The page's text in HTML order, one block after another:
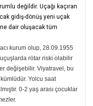
değildir. Uçağı kaçıran
gidiş-dönüş yeni uçak
dair oluşacak tüm
kurum olup, 28.09.1955
rötar riski olabilir
değişebilir. Viyatravel, bu
Yolcu saat
0-2 yaş arası çocuklar